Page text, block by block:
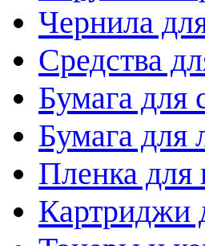
Чернила
Средства
Бумага для
Бумага для
Пленка для
Картриджи